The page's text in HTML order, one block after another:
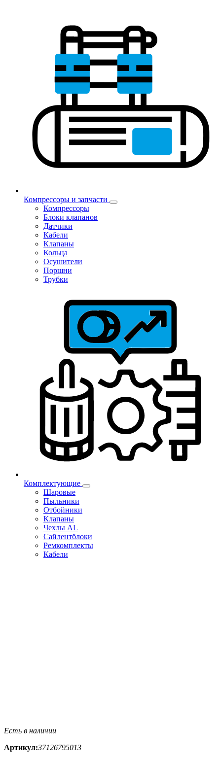
Компрессоры и запчасти
Компрессоры
Блоки клапанов
Датчики
Кабели
Клапаны
Кольца
Осушители
Поршни
Трубки
Комплектующие
Шаровые
Пыльники
Отбойники
Клапаны
Чехлы AL
Сайлентблоки
Ремкомплекты
Кабели
Есть в наличии
Артикул:37126795013